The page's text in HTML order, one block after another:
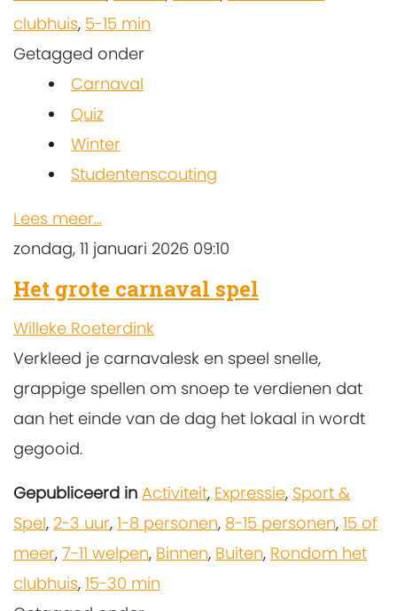
clubhuis, 5-15 min
Getagged onder
Carnaval
Quiz
Winter
Studentenscouting
Lees meer...
zondag, 11 januari 2026 09:10
Het grote carnaval spel
Willeke Roeterdink
Verkleed je carnavalesk en speel snelle,
grappige spellen om snoep te verdienen dat
aan het einde van de dag het lokaal in wordt
gegooid.
Gepubliceerd in Activiteit, Expressie, Sport &
Spel, 2-3 uur, 1-8 personen, 8-15 personen, 15 of
meer, 7-11 welpen, Binnen, Buiten, Rondom het
clubhuis, 15-30 min